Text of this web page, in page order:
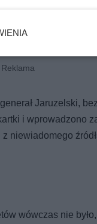
Jaruzelski,
i wprowadzono
niewiadomego
wówczas nie